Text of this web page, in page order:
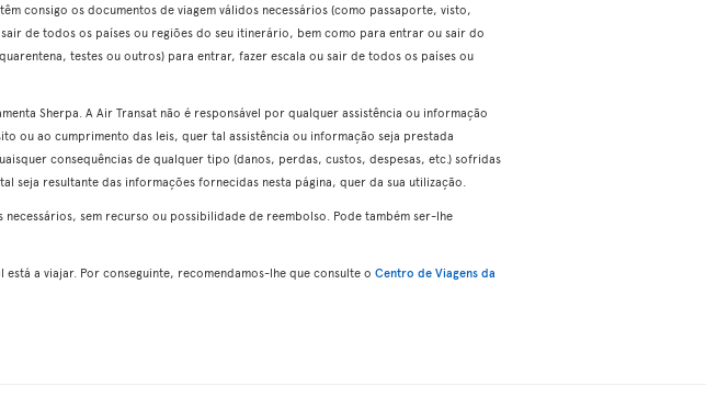
consigo os documentos de viagem válidos necessários (como passaporte, visto,
de todos os países ou regiões do seu itinerário, bem como para entrar ou sair do
testes ou outros) para entrar, fazer escala ou sair de todos os países ou
Sherpa. A Air Transat não é responsável por qualquer assistência ou informação
ou ao cumprimento das leis, quer tal assistência ou informação seja prestada
consequências de qualquer tipo (danos, perdas, custos, despesas, etc.) sofridas
seja resultante das informações fornecidas nesta página, quer da sua utilização.
sem recurso ou possibilidade de reembolso. Pode também ser-lhe
a viajar. Por conseguinte, recomendamos-lhe que consulte o Centro de Viagens da